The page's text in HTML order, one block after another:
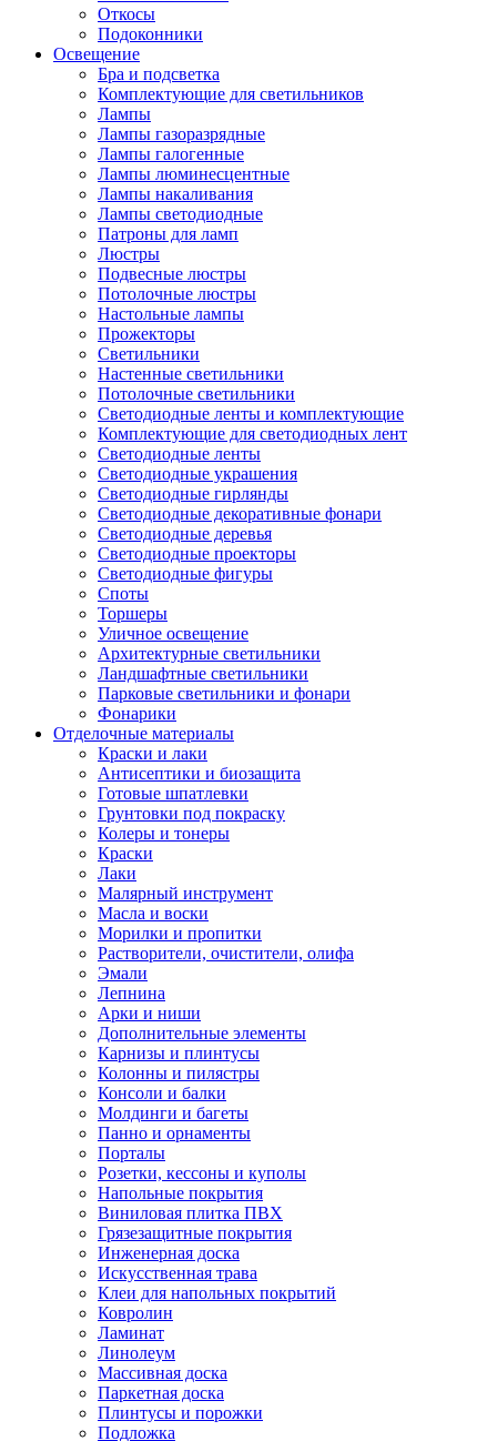
Откосы
Подоконники
Освещение
Бра и подсветка
Комплектующие для светильников
Лампы
Лампы газоразрядные
Лампы галогенные
Лампы люминесцентные
Лампы накаливания
Лампы светодиодные
Патроны для ламп
Люстры
Подвесные люстры
Потолочные люстры
Настольные лампы
Прожекторы
Светильники
Настенные светильники
Потолочные светильники
Светодиодные ленты и комплектующие
Комплектующие для светодиодных лент
Светодиодные ленты
Светодиодные украшения
Светодиодные гирлянды
Светодиодные декоративные фонари
Светодиодные деревья
Светодиодные проекторы
Светодиодные фигуры
Споты
Торшеры
Уличное освещение
Архитектурные светильники
Ландшафтные светильники
Парковые светильники и фонари
Фонарики
Отделочные материалы
Краски и лаки
Антисептики и биозащита
Готовые шпатлевки
Грунтовки под покраску
Колеры и тонеры
Краски
Лаки
Малярный инструмент
Масла и воски
Морилки и пропитки
Растворители, очистители, олифа
Эмали
Лепнина
Арки и ниши
Дополнительные элементы
Карнизы и плинтусы
Колонны и пилястры
Консоли и балки
Молдинги и багеты
Панно и орнаменты
Порталы
Розетки, кессоны и куполы
Напольные покрытия
Виниловая плитка ПВХ
Грязезащитные покрытия
Инженерная доска
Искусственная трава
Клеи для напольных покрытий
Ковролин
Ламинат
Линолеум
Массивная доска
Паркетная доска
Плинтусы и порожки
Подложка